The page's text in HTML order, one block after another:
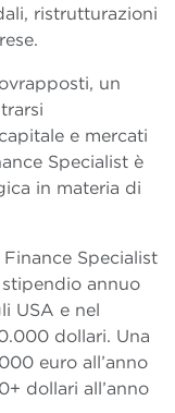
ristrutturazioni
un
e mercati
Specialist è
in materia di
Specialist
annuo
USA e nel
dollari. Una
euro all’anno
dollari all’anno